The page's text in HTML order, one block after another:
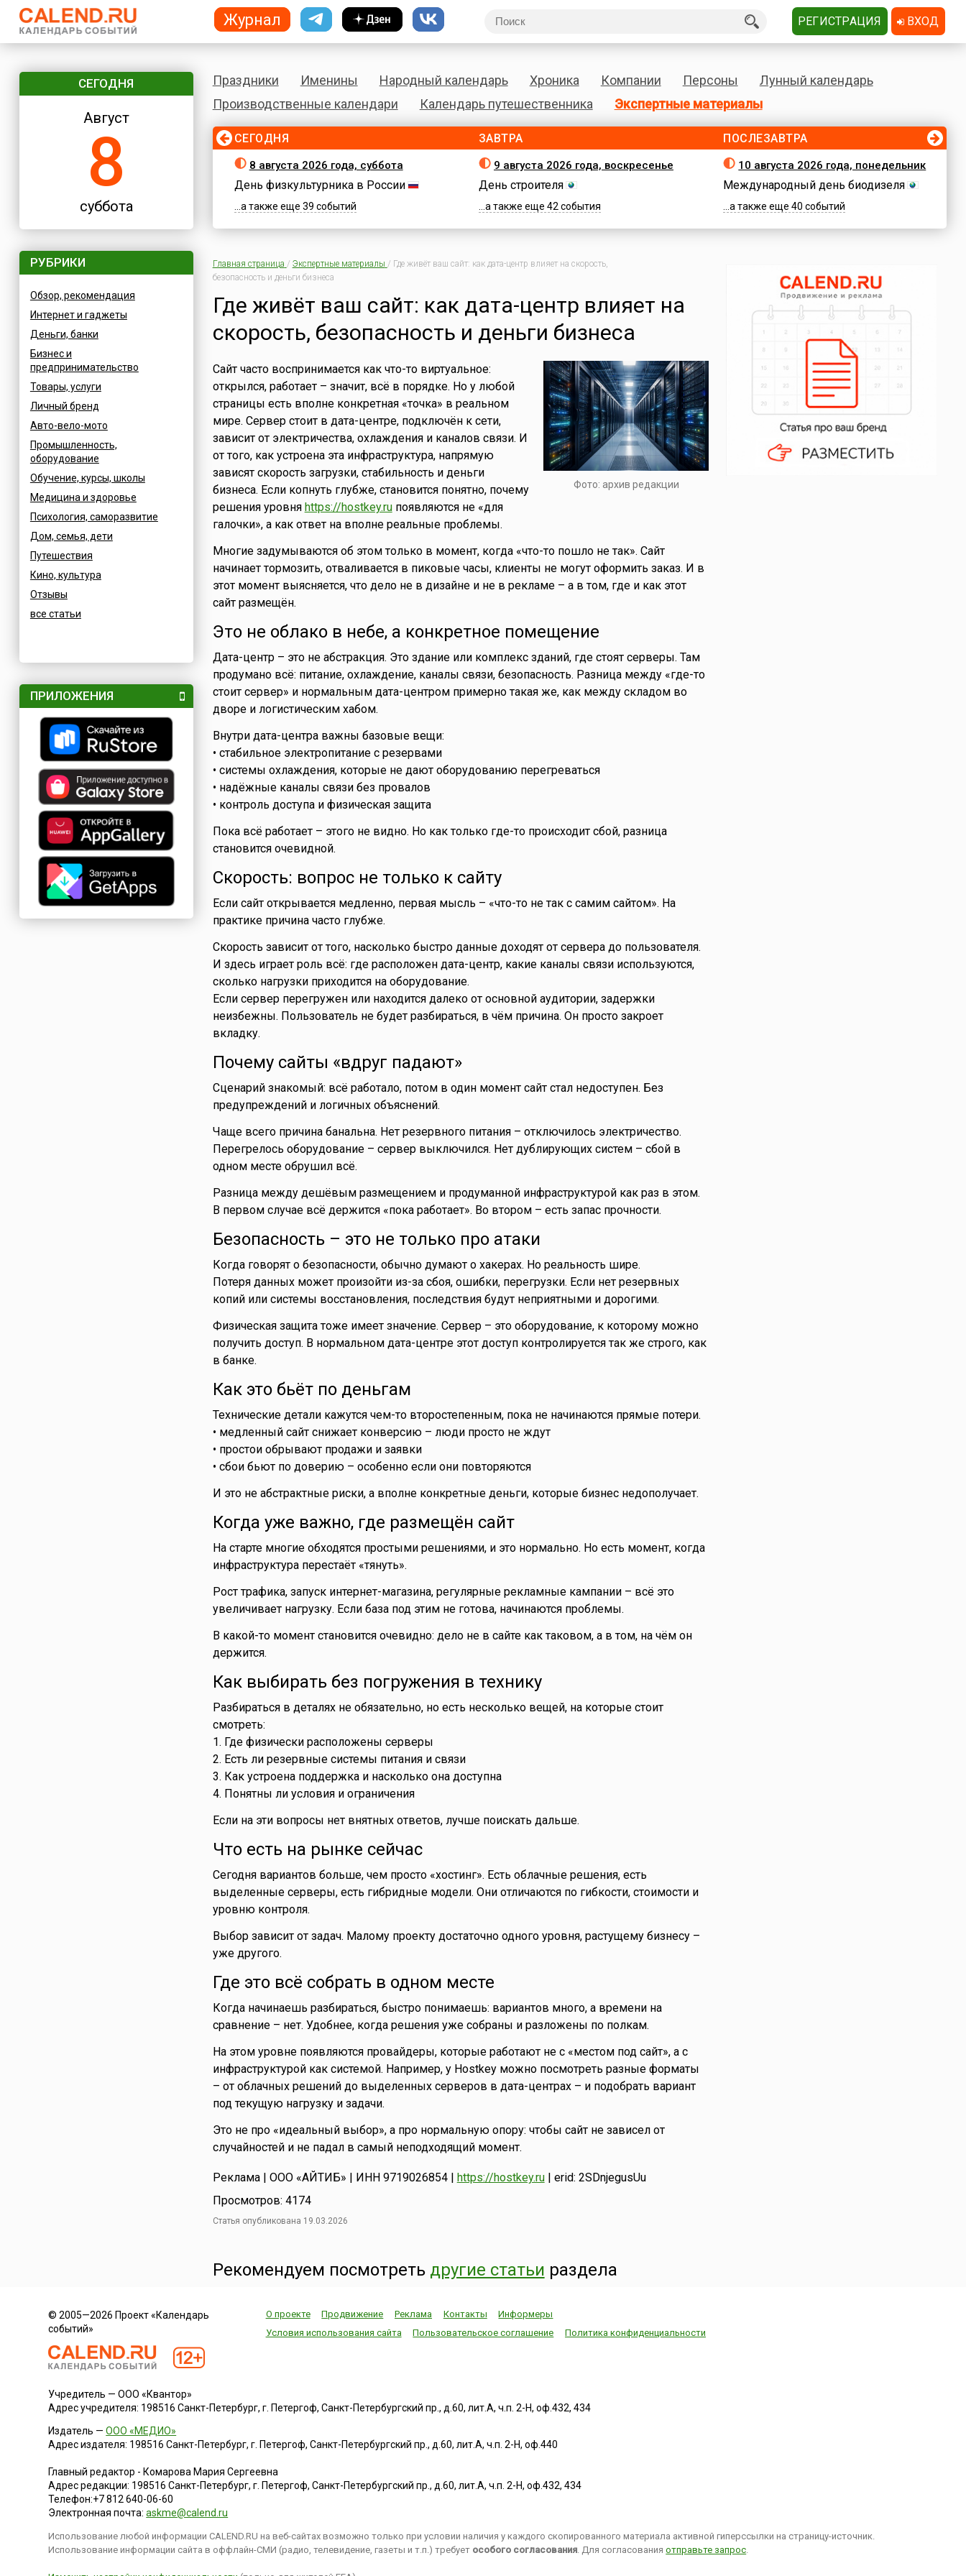
СЕГОДНЯ
Август
8
суббота
РУБРИКИ
Обзор, рекомендация
Интернет и гаджеты
Деньги, банки
Бизнес и
предпринимательство
Товары, услуги
Личный бренд
Авто-вело-мото
Промышленность,
оборудование
Обучение, курсы, школы
Медицина и здоровье
Психология, саморазвитие
Дом, семья, дети
Путешествия
Кино, культура
Отзывы
все статьи
ПРИЛОЖЕНИЯ
Праздники Именины Народный календарь Хроника Компании Персоны
Лунный календарь
Производственные календари
Календарь путешественника Экспертные материалы
СЕГОДНЯ
8 августа 2026 года, суббота
День физкультурника в России
...а также еще 39 событий
ЗАВТРА
9 августа 2026 года, воскресенье
День строителя
...а также еще 42 события
ПОСЛЕЗАВТРА
10 августа 2026 года, понедельник
Международный день биодизеля
...а также еще 40 событий
Главная страница / Экспертные материалы / Где живёт ваш сайт: как дата-центр влияет на скорость,
безопасность и деньги бизнеса
Где живёт ваш сайт: как дата-центр влияет на
скорость, безопасность и деньги бизнеса
Фото: архив редакции
Сайт часто воспринимается как что-то виртуальное:
открылся, работает – значит, всё в порядке. Но у любой
страницы есть вполне конкретная «точка» в реальном
мире. Сервер стоит в дата-центре, подключён к сети,
зависит от электричества, охлаждения и каналов связи. И
от того, как устроена эта инфраструктура, напрямую
зависят скорость загрузки, стабильность и деньги
бизнеса. Если копнуть глубже, становится понятно, почему
решения уровня https://hostkey.ruпоявляются не «для
галочки», а как ответ на вполне реальные проблемы.
Многие задумываются об этом только в момент, когда «что-то пошло не так». Сайт
начинает тормозить, отваливается в пиковые часы, клиенты не могут оформить заказ. И в
этот момент выясняется, что дело не в дизайне и не в рекламе – а в том, где и как этот
сайт размещён.
Это не облако в небе, а конкретное помещение
Дата-центр – это не абстракция. Это здание или комплекс зданий, где стоят серверы. Там
продумано всё: питание, охлаждение, каналы связи, безопасность. Разница между «где-то
стоит сервер» и нормальным дата-центром примерно такая же, как между складом во
дворе и логистическим хабом.
Внутри дата-центра важны базовые вещи:
• стабильное электропитание с резервами
• системы охлаждения, которые не дают оборудованию перегреваться
• надёжные каналы связи без провалов
• контроль доступа и физическая защита
Пока всё работает – этого не видно. Но как только где-то происходит сбой, разница
становится очевидной.
Скорость: вопрос не только к сайту
Если сайт открывается медленно, первая мысль – «что-то не так с самим сайтом». На
практике причина часто глубже.
Скорость зависит от того, насколько быстро данные доходят от сервера до пользователя.
И здесь играет роль всё: где расположен дата-центр, какие каналы связи используются,
сколько нагрузки приходится на оборудование.
Если сервер перегружен или находится далеко от основной аудитории, задержки
неизбежны. Пользователь не будет разбираться, в чём причина. Он просто закроет
вкладку.
Почему сайты «вдруг падают»
Сценарий знакомый: всё работало, потом в один момент сайт стал недоступен. Без
предупреждений и логичных объяснений.
Чаще всего причина банальна. Нет резервного питания – отключилось электричество.
Перегрелось оборудование – сервер выключился. Нет дублирующих систем – сбой в
одном месте обрушил всё.
Разница между дешёвым размещением и продуманной инфраструктурой как раз в этом.
В первом случае всё держится «пока работает». Во втором – есть запас прочности.
Безопасность – это не только про атаки
Когда говорят о безопасности, обычно думают о хакерах. Но реальность шире.
Потеря данных может произойти из-за сбоя, ошибки, перегрузки. Если нет резервных
копий или системы восстановления, последствия будут неприятными и дорогими.
Физическая защита тоже имеет значение. Сервер – это оборудование, к которому можно
получить доступ. В нормальном дата-центре этот доступ контролируется так же строго, как
в банке.
Как это бьёт по деньгам
Технические детали кажутся чем-то второстепенным, пока не начинаются прямые потери.
• медленный сайт снижает конверсию – люди просто не ждут
• простои обрывают продажи и заявки
• сбои бьют по доверию – особенно если они повторяются
И это не абстрактные риски, а вполне конкретные деньги, которые бизнес недополучает.
Когда уже важно, где размещён сайт
На старте многие обходятся простыми решениями, и это нормально. Но есть момент, когда
инфраструктура перестаёт «тянуть».
Рост трафика, запуск интернет-магазина, регулярные рекламные кампании – всё это
увеличивает нагрузку. Если база под этим не готова, начинаются проблемы.
В какой-то момент становится очевидно: дело не в сайте как таковом, а в том, на чём он
держится.
Как выбирать без погружения в технику
Разбираться в деталях не обязательно, но есть несколько вещей, на которые стоит
смотреть:
1. Где физически расположены серверы
2. Есть ли резервные системы питания и связи
3. Как устроена поддержка и насколько она доступна
4. Понятны ли условия и ограничения
Если на эти вопросы нет внятных ответов, лучше поискать дальше.
Что есть на рынке сейчас
Сегодня вариантов больше, чем просто «хостинг». Есть облачные решения, есть
выделенные серверы, есть гибридные модели. Они отличаются по гибкости, стоимости и
уровню контроля.
Выбор зависит от задач. Малому проекту достаточно одного уровня, растущему бизнесу –
уже другого.
Где это всё собрать в одном месте
Когда начинаешь разбираться, быстро понимаешь: вариантов много, а времени на
сравнение – нет. Удобнее, когда решения уже собраны и разложены по полкам.
На этом уровне появляются провайдеры, которые работают не с «местом под сайт», а с
инфраструктурой как системой. Например, у Hostkey можно посмотреть разные форматы
– от облачных решений до выделенных серверов в дата-центрах – и подобрать вариант
под текущую нагрузку и задачи.
Это не про «идеальный выбор», а про нормальную опору: чтобы сайт не зависел от
случайностей и не падал в самый неподходящий момент.
Реклама | ООО «АЙТИБ» | ИНН 9719026854 | https://hostkey.ru| erid: 2SDnjegusUu
Просмотров: 4174
Статья опубликована 19.03.2026
Рекомендуем посмотреть другие статьи раздела
© 2005—2026 Проект «Календарь
событий»
О проекте Продвижение Реклама Контакты
Информеры
Условия использования сайта
Пользовательское соглашение Политика конфиденциальности
Учредитель — ООО «Квантор»
Адрес учредителя: 198516 Санкт-Петербург, г. Петергоф, Санкт-Петербургский пр., д.60, лит.А, ч.п. 2-Н, оф.432, 434
Издатель —ООО «МЕДИО»
Адрес издателя: 198516 Санкт-Петербург, г. Петергоф, Санкт-Петербургский пр., д.60, лит.А, ч.п. 2-Н, оф.440
Главный редактор - Комарова Мария Сергеевна
Адрес редакции: 198516 Санкт-Петербург, г. Петергоф,Санкт-Петербургский пр., д.60, лит.А, ч.п. 2-Н, оф.432, 434
Телефон:+7 812 640-06-60
Электронная почта:askme@calend.ru
Использование любой информации CALEND.RU на веб-сайтах возможно только при условии наличия у каждого скопированного материала активной гиперссылки на страницу-источник.
Использование информации сайта в оффлайн-СМИ (радио, телевидение, газеты и т.п.) требует особого согласования. Для согласованияотправьте запрос.
Журнал РЕГИСТРАЦИЯ ВХОД